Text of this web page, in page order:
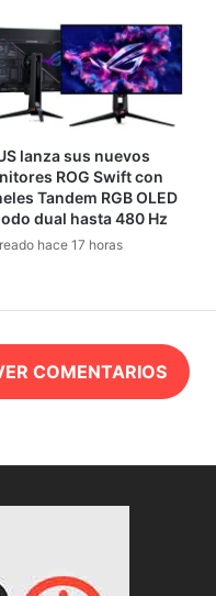
lanza sus nuevos
ROG Swift con
Tandem RGB OLED
dual hasta 480 Hz
hace 17 horas
COMENTARIOS